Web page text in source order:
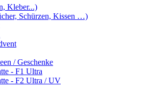
Kleber...)
Schürzen, Kissen …)
/ Geschenke
- F1 Ultra
- F2 Ultra / UV